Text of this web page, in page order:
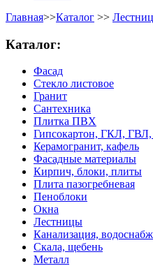
Главная>>Каталог >>
Каталог:
Фасад
Стекло листовое
Гранит
Сантехника
Плитка ПВХ
Гипсокартон, ГКЛ,
Керамогранит, кафель
Фасадные материалы
Кирпич, блоки, плиты
Плита пазогребневая
Пеноблоки
Окна
Лестницы
Канализация,
Скала, щебень
Металл